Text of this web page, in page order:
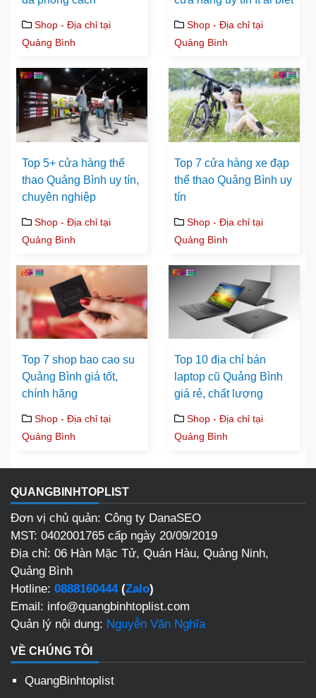
Shop - Địa chỉ tại
Quảng Bình
Shop - Địa chỉ tại
Quảng Bình
Top 5+ cửa hàng thể
thao Quảng Bình uy tín,
chuyên nghiệp
Shop - Địa chỉ tại
Quảng Bình
Top 7 cửa hàng xe đạp
thể thao Quảng Bình uy
tín
Shop - Địa chỉ tại
Quảng Bình
Top 7 shop bao cao su
Quảng Bình giá tốt,
chính hãng
Shop - Địa chỉ tại
Quảng Bình
Top 10 địa chỉ bán
laptop cũ Quảng Bình
giá rẻ, chất lượng
Shop - Địa chỉ tại
Quảng Bình
QUANGBINHTOPLIST
Đơn vị chủ quản: Công ty DanaSEO
MST: 0402001765 cấp ngày 20/09/2019
Địa chỉ: 06 Hàn Mặc Tử, Quán Hàu, Quảng Ninh,
Quảng Bình
Hotline: 0888160444(Zalo)
Email: info@quangbinhtoplist.com
Quản lý nội dung: Nguyễn Văn Nghĩa
VỀ CHÚNG TÔI
QuangBinhtoplist